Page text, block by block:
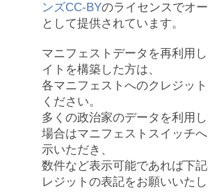
ンズCC-BYのライセンスでオ
として提供されています。
マニフェストデータを再利用
イトを構築した方は、
各マニフェストへのクレジッ
ください。
多くの政治家のデータを利用
場合はマニフェストスイッチ
示いただき、
数件など表示可能であれば下
レジットの表記をお願いいたし